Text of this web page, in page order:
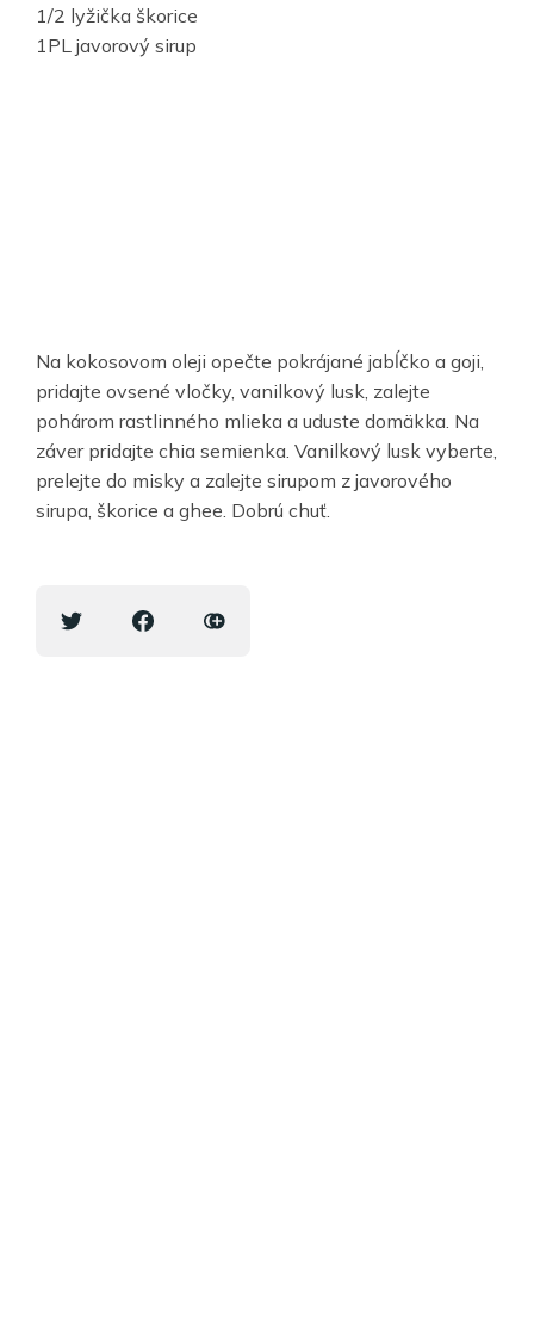
1/2 lyžička škorice
1PL javorový sirup
Na kokosovom oleji opečte pokrájané jabĺčko a goji,
pridajte ovsené vločky, vanilkový lusk, zalejte
pohárom rastlinného mlieka a uduste domäkka. Na
záver pridajte chia semienka. Vanilkový lusk vyberte,
prelejte do misky a zalejte sirupom z javorového
sirupa, škorice a ghee. Dobrú chuť.